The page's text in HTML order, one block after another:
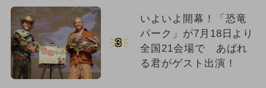
3
いよいよ開幕！「恐竜
パーク」が7月18日より
全国21会場で あばれ
る君がゲスト出演！